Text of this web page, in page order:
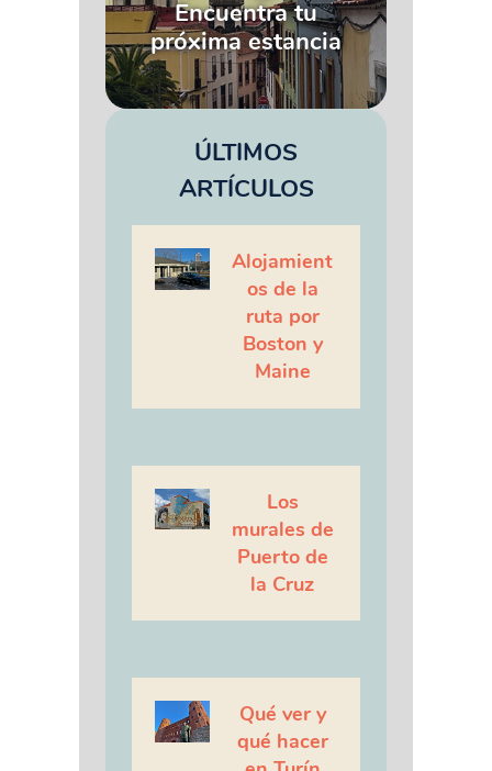
Encuentra tu
próxima estancia
ÚLTIMOS
ARTÍCULOS
Alojamient
os de la
ruta por
Boston y
Maine
Los
murales de
Puerto de
la Cruz
Qué ver y
qué hacer